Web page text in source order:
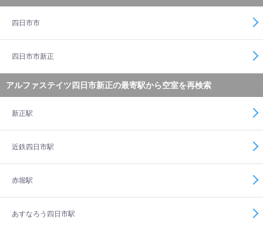
四日市市
四日市市新正
アルファステイツ四日市新正の最寄駅から空室を再検索
新正駅
近鉄四日市駅
赤堀駅
あすなろう四日市駅